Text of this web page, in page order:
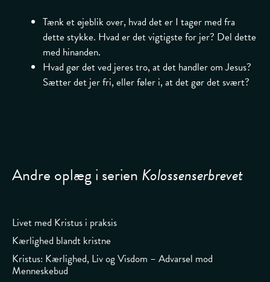
Tænk et øjeblik over, hvad det er I tager med fra
dette stykke. Hvad er det vigtigste for jer? Del dette
med hinanden.
Hvad gør det ved jeres tro, at det handler om Jesus?
Sætter det jer fri, eller føler i, at det gør det svært?
Andre oplæg i serien Kolossenserbrevet
Livet med Kristus i praksis
Kærlighed blandt kristne
Kristus: Kærlighed, Liv og Visdom – Advarsel mod
Menneskebud